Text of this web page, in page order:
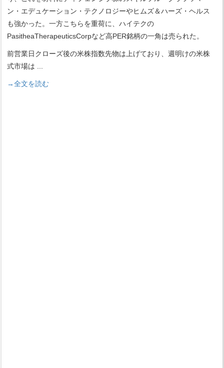
ン・エデュケーション・テクノロジーやヒムズ＆ハーズ・ヘルス
も強かった。一方こちらを重荷に、ハイテクの
PasitheaTherapeuticsCorpなど高PER銘柄の一角は売られた。
前営業日クローズ後の米株指数先物は上げており、週明けの米株
式市場は
→全文を読む